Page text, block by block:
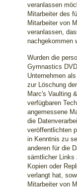
veranlassen
Mitarbeiter des
Mitarbeiter von
veranlassen,
nachgekommen
Wurden die
Gymnastics
Unternehmen
zur Löschung
Marc's Vaulting
verfügbaren
angemessene
die
veröffentlichten
in Kenntnis zu
anderen für die
sämtlicher Links
Kopien oder
verlangt hat,
Mitarbeiter von